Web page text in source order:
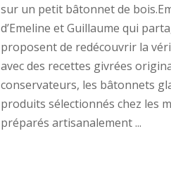
sur un petit bâtonnet de
d’Emeline et Guillaume qui
proposent de redécouvrir la
avec des recettes givrées
conservateurs, les bâtonnets
produits sélectionnés chez les
préparés artisanalement ...